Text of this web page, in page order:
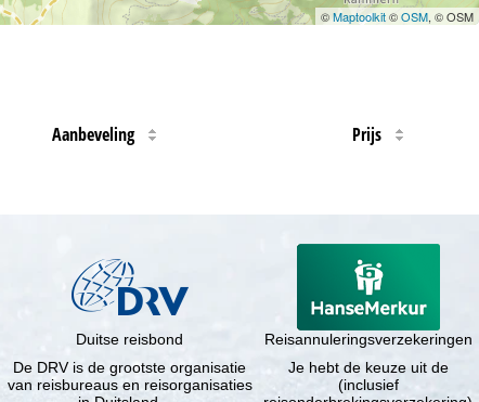
©Maptoolkit©OSM, © OSM
Aanbeveling Prijs
Duitse reisbond
De DRV is de grootste organisatie
van reisbureaus en reisorganisaties
Reisannuleringsverzekeringen
Je hebt de keuze uit de
(inclusief